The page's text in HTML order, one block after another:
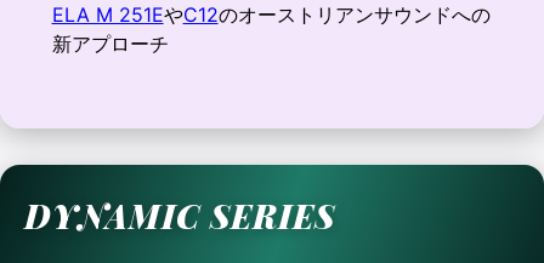
ELA M 251EやC12のオーストリアンサウンドへの
新アプローチ
DYNAMIC SERIES